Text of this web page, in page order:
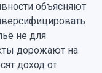
объясняют
не для
дорожают на
доход от